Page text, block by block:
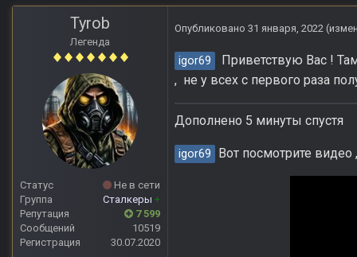
Tyrob
Легенда
Статус
Не в сети
Группа
Сталкеры +
Репутация
7 599
Сообщений
10519
Регистрация
30.07.2020
Опубликовано 31 января, 2022
igor69
Приветствую Вас !
, не у всех с первого раза
Дополнено 5 минуты спустя
igor69 Вот посмотрите